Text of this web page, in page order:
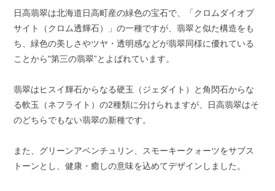
日高翡翠は北海道日高町産の緑色の宝石で、「クロムダイオプ
サイト（クロム透輝石）」の一種ですが、翡翠と似た構造をも
ち、緑色の美しさやツヤ・透明感などが翡翠同様に優れている
ことから"第三の翡翠”とよばれています。
翡翠はヒスイ輝石からなる硬玉（ジェダイト）と角閃石からな
る軟玉（ネフライト）の2種類に分けられますが、日高翡翠はそ
のどちらでもない翡翠の新種です。
また、グリーンアベンチュリン、スモーキークォーツをサブス
トーンとし、健康・癒しの意味を込めてデザインしました。